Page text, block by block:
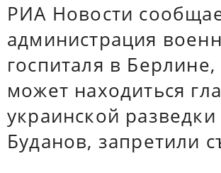
РИА Новости
администрация
госпиталя в Берлине,
может находиться
украинской
Буданов, запретили